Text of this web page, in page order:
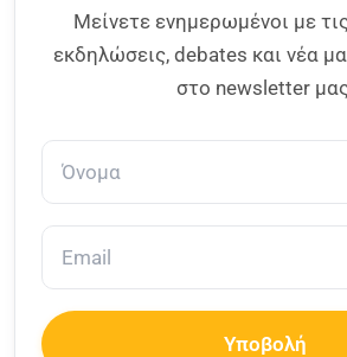
Μείνετε ενημερωμένοι με
εκδηλώσεις, debates και νέα
στο newsletter
Υποβολή